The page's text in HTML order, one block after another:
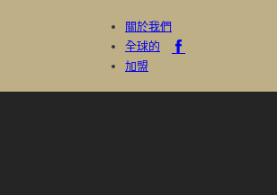
關於我們
全球的
加盟